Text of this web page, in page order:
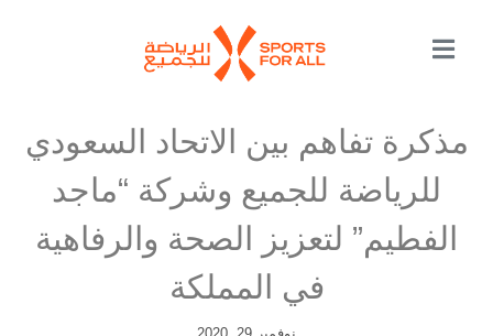
مذكرة تفاهم بين الاتحاد السعودي
للرياضة للجميع وشركة “ماجد
الفطيم” لتعزيز الصحة والرفاهية
في المملكة